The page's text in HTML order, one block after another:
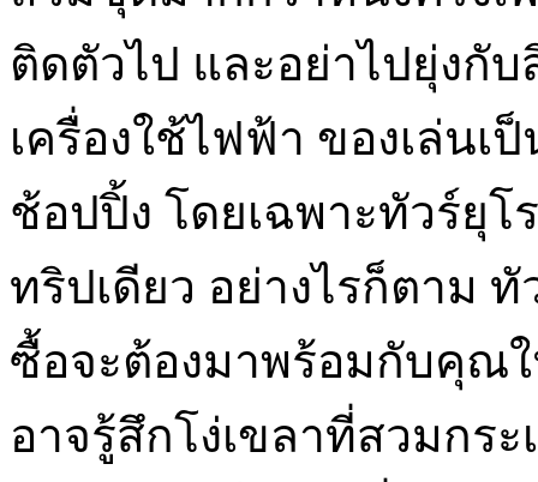
ติดตัวไป และอย่าไปยุ่งกับ
เครื่องใช้ไฟฟ้า ของเล่นเ
ช้อปปิ้ง โดยเฉพาะทัวร์ยุ
ทริปเดียว อย่างไรก็ตาม
ซื้อจะต้องมาพร้อมกับคุณ
อาจรู้สึกโง่เขลาที่สวมกระ